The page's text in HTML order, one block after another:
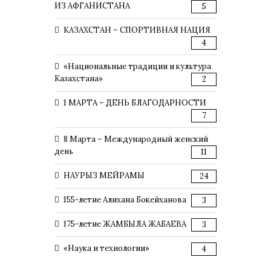
ИЗ АФГАНИСТАНА
5
КАЗАХСТАН – СПОРТИВНАЯ НАЦИЯ
4
«Национальные традиции и культура
Казахстана»
2
1 МАРТА – ДЕНЬ БЛАГОДАРНОСТИ
7
8 Марта – Международный женский
день
11
НАУРЫЗ МЕЙРАМЫ 24
155-летие Алихана Бокейханова 3
175-летие ЖАМБЫЛА ЖАБАЕВА 3
«Наука и технологии» 4